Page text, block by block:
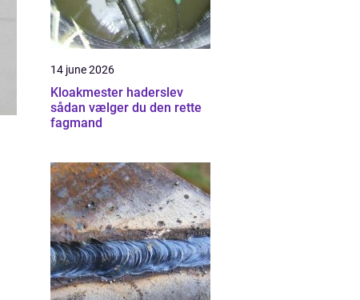
14 june 2026
Kloakmester haderslev
sådan vælger du den rette
fagmand